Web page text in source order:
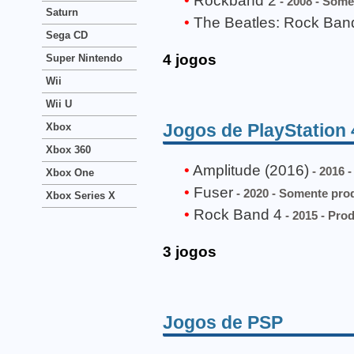
The Beatles: Rock
4 jogos
Jogos de PlayStation
Amplitude (2016) - 2016
Fuser- 2020 - Somente
Rock Band 4 - 2015 -
3 jogos
Jogos de PSP
Saturn
Sega CD
Super Nintendo
Wii
Wii U
Xbox
Xbox 360
Xbox One
Xbox Series X